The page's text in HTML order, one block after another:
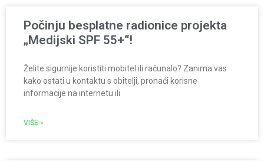
Počinju besplatne radionice projekta
„Medijski SPF 55+“!
Želite sigurnije koristiti mobitel ili računalo? Zanima vas
kako ostati u kontaktu s obitelji, pronaći korisne
informacije na internetu ili
VIŠE »